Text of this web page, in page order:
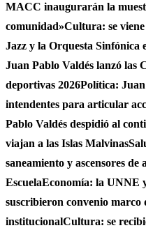
MACC inaugurarán la
comunidad»Cultura: se
Jazz y la Orquesta Sinfónica
Juan Pablo Valdés lanzó las
deportivas 2026Política:
intendentes para articular
Pablo Valdés despidió al
viajan a las Islas Malvinas
saneamiento y ascensores
EscuelaEconomía: la UNNE
suscribieron convenio marco
institucionalCultura: se